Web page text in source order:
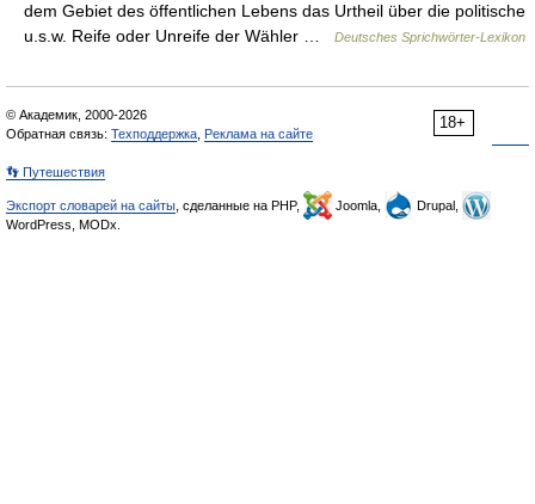
dem Gebiet des öffentlichen Lebens das Urtheil über die politische
u.s.w. Reife oder Unreife der Wähler …
Deutsches Sprichwörter-Lexikon
18+
© Академик, 2000-2026
Обратная связь: Техподдержка Реклама на сайте
👣 Путешествия
Экспорт словарей на сайты , сделанные на PHP, Joomla,
Drupal,
WordPress, MODx.